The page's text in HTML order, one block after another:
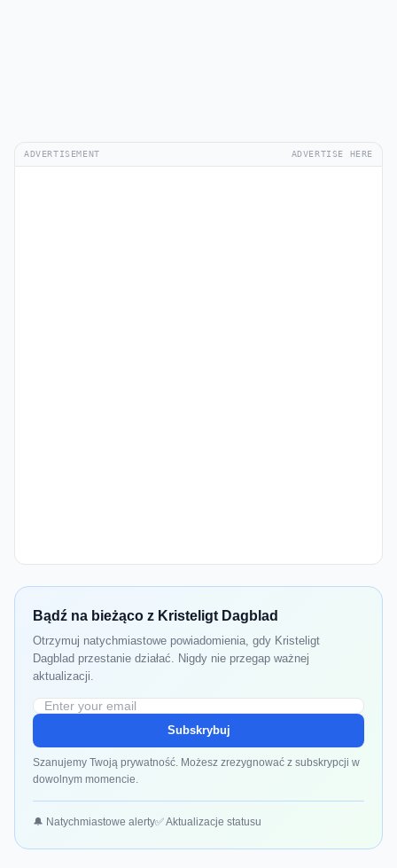
ADVERTISEMENT ADVERTISE HERE
Bądź na bieżąco z Kristeligt Dagblad
Otrzymuj natychmiastowe powiadomienia, gdy Kristeligt
Dagblad przestanie działać. Nigdy nie przegap ważnej
aktualizacji.
Subskrybuj
Szanujemy Twoją prywatność. Możesz zrezygnować z subskrypcji w
dowolnym momencie.
🔔 Natychmiastowe alerty✅ Aktualizacje statusu